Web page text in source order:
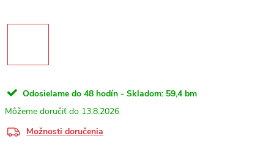
Odosielame do 48 hodín - Skladom: 59,4 bm
13.8.2026
Možnosti doručenia